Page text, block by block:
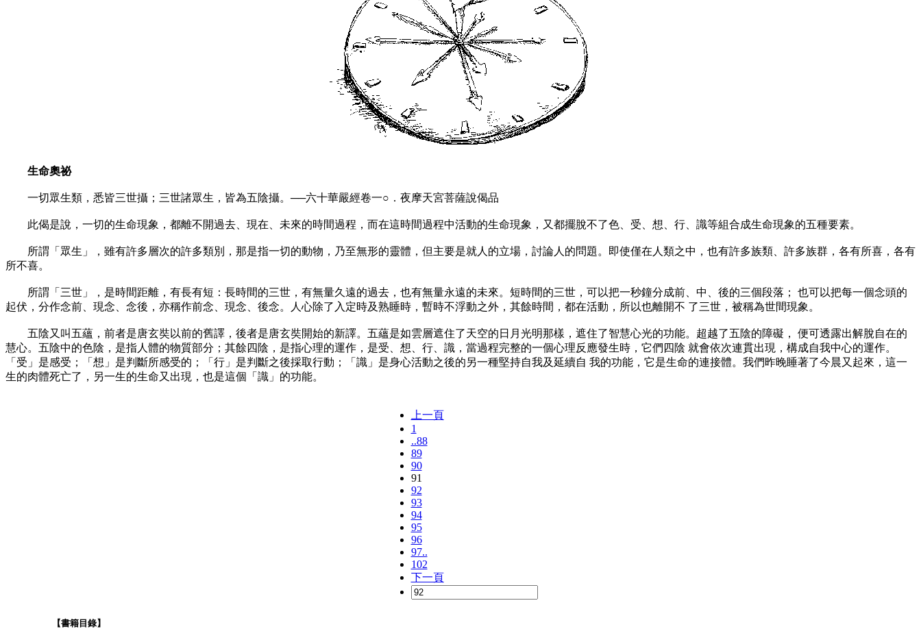
生命奧祕
一切眾生類，悉皆三世攝；三世諸眾生，皆為五陰攝。──六十華嚴經卷一○．夜摩天宮菩薩說偈品
此偈是說，一切的生命現象，都離不開過去、現在、未來的時間過程，而在這時間過程中活動的生命現象，又都擺脫不了色、受、想、行、識等組合成生命現象的五種要素。
所謂「眾生」，雖有許多層次的許多類別，那是指一切的動物，乃至無形的靈體，但主要是就人的立場，討論人的問題。即使僅在人類之中，也有許多族類、許多族群，各有所喜，各有
所不喜。
所謂「三世」，是時間距離，有長有短：長時間的三世，有無量久遠的過去，也有無量永遠的未來。短時間的三世，可以把一秒鐘分成前、中、後的三個段落； 也可以把每一個念頭的
起伏，分作念前、現念、念後，亦稱作前念、現念、後念。人心除了入定時及熟睡時，暫時不浮動之外，其餘時間，都在活動，所以也離開不 了三世，被稱為世間現象。
五陰又叫五蘊，前者是唐玄奘以前的舊譯，後者是唐玄奘開始的新譯。五蘊是如雲層遮住了天空的日月光明那樣，遮住了智慧心光的功能。超越了五陰的障礙， 便可透露出解脫自在的
慧心。五陰中的色陰，是指人體的物質部分；其餘四陰，是指心理的運作，是受、想、行、識，當過程完整的一個心理反應發生時，它們四陰 就會依次連貫出現，構成自我中心的運作。
「受」是感受；「想」是判斷所感受的；「行」是判斷之後採取行動；「識」是身心活動之後的另一種堅持自我及延續自 我的功能，它是生命的連接體。我們昨晚睡著了今晨又起來，這一
生的肉體死亡了，另一生的生命又出現，也是這個「識」的功能。
上一頁
1
..88
89
90
91
92
93
94
95
96
97..
102
下一頁
【書籍目錄】